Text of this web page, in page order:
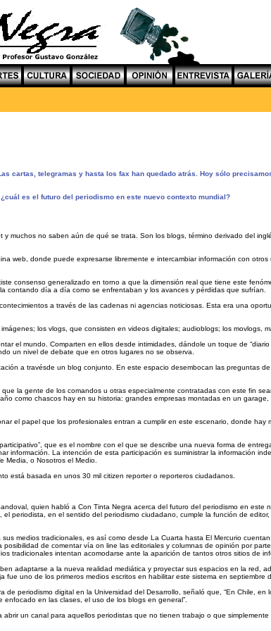
cartas, telegramas y hasta los fax han quedado atrás. Hoy sólo
es el futuro del periodismo en este nuevo contexto mundial?
muchos no saben aún de qué se trata. Son los blogs, término derivado del
web, donde puede expresarse libremente e intercambiar información con
consenso generalizado en torno a que la dimensión real que tiene este
contando día a día como se enfrentaban y los avances y pérdidas que sufrían.
a través de las cadenas ni agencias noticiosas. Esta era una
los vlogs, que consisten en videos digitales; audioblogs; los movlogs,
el mundo. Comparten en ellos desde intimidades, dándole un toque de
un nivel de debate que en otros lugares no se observa.
a travésde un blog conjunto. En este espacio desembocan las preguntas
la gente de los comandos u otras especialmente contratadas con este fin
como chascos hay en su historia: grandes empresas montadas en un
el papel que los profesionales entran a cumplir en este escenario, donde
que es el nombre con el que se describe una nueva forma de
información. La intención de esta participación es suministrar la información
Media, o Nosotros el Medio.
está basada en unos 30 mil citizen reporter o reporteros ciudadanos.
quien habló a Con Tinta Negra acerca del futuro del periodismo en este
periodista, en el sentido del periodismo ciudadano, cumple la función de
medios tradicionales, es así como desde La Cuarta hasta El Mercurio
de comentar vía on line las editoriales y columnas de opinión por
tradicionales intentan acomodarse ante la aparición de tantos otros sitios de
adaptarse a la nueva realidad mediática y proyectar sus espacios en la red,
uno de los primeros medios escritos en habilitar este sistema en septiembre
periodismo digital en la Universidad del Desarrollo, señaló que, “En Chile, en
en las clases, el uso de los blogs en general”.
un canal para aquellos periodistas que no tienen trabajo o que